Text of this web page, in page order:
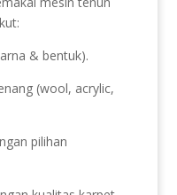
& bentuk).
(wool, acrylic,
pilihan